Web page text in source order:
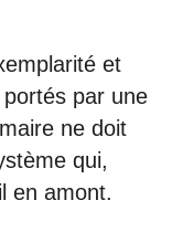
et
par une
ne doit
qui,
en amont.